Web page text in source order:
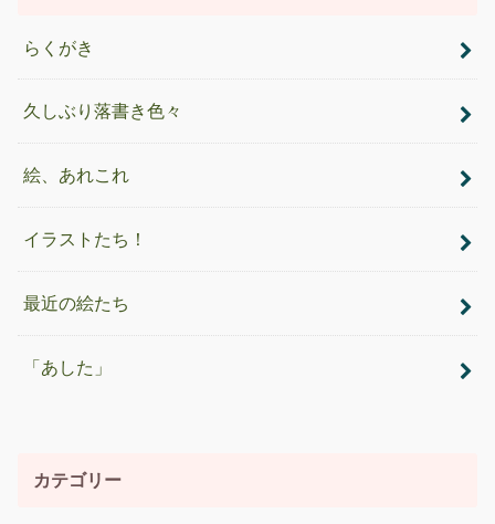
らくがき
久しぶり落書き色々
絵、あれこれ
イラストたち！
最近の絵たち
「あした」
カテゴリー